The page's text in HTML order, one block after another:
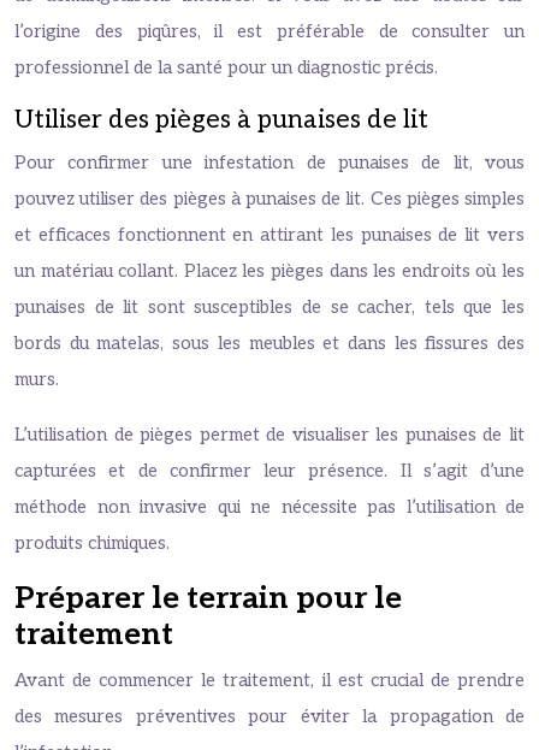
l’origine des piqûres, il est préférable de consulter un
professionnel de la santé pour un diagnostic précis.
Utiliser des pièges à punaises de lit
Pour confirmer une infestation de punaises de lit, vous
pouvez utiliser des pièges à punaises de lit. Ces pièges simples
et efficaces fonctionnent en attirant les punaises de lit vers
un matériau collant. Placez les pièges dans les endroits où les
punaises de lit sont susceptibles de se cacher, tels que les
bords du matelas, sous les meubles et dans les fissures des
murs.
L’utilisation de pièges permet de visualiser les punaises de lit
capturées et de confirmer leur présence. Il s’agit d’une
méthode non invasive qui ne nécessite pas l’utilisation de
produits chimiques.
Préparer le terrain pour le
traitement
Avant de commencer le traitement, il est crucial de prendre
des mesures préventives pour éviter la propagation de